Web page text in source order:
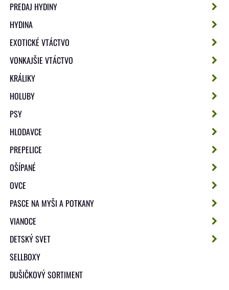
PREDAJ HYDINY
HYDINA
EXOTICKÉ VTÁCTVO
VONKAJŠIE VTÁCTVO
KRÁLIKY
HOLUBY
PSY
HLODAVCE
PREPELICE
OŠÍPANÉ
OVCE
PASCE NA MYŠI A POTKANY
VIANOCE
DETSKÝ SVET
SELLBOXY
DUŠIČKOVÝ SORTIMENT